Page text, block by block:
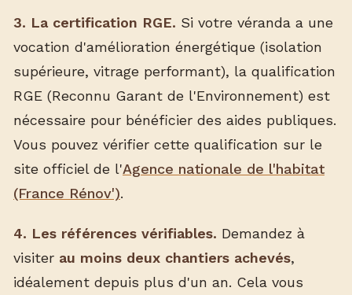
3. La certification RGE. Si votre véranda a une
vocation d'amélioration énergétique (isolation
supérieure, vitrage performant), la qualification
RGE (Reconnu Garant de l'Environnement) est
nécessaire pour bénéficier des aides publiques.
Vous pouvez vérifier cette qualification sur le
site officiel de l'Agence nationale de l'habitat
(France Rénov').
4. Les références vérifiables. Demandez à
visiter au moins deux chantiers achevés,
idéalement depuis plus d'un an. Cela vous